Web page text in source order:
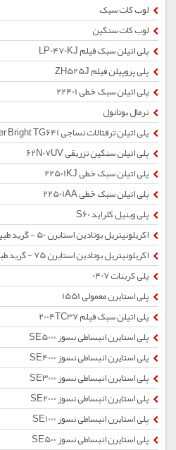
لوب کات سبک
لوب کات سنگین
پلی اتیلن سبک فیلم LP0470KJ
پلی پروپیلن فیلم ZH525J
پلی اتیلن سبک خطی 22401
نرمال بوتانول
پلی اتیلن ترفتالات نساجی Super Bright TG641
پلی اتیلن سنگین تزریقی 62N07UV
پلی اتیلن سبک خطی 22501KJ
پلی اتیلن سبک خطی 22501AA
پلی وینیل کلراید S60
اکریلونیتریل بوتادین استایرن 50 - گرید طبیعی
اکریلونیتریل بوتادین استایرن 75 - گرید طبیعی
پلی کربنات 0407
پلی استایرن معمولی 1551
پلی اتیلن سبک فیلم 2004TC37
پلی استایرن انبساطی نسوز SE5000
پلی استایرن انبساطی نسوز SE4000
پلی استایرن انبساطی نسوز SE3000
پلی استایرن انبساطی نسوز SE2000
پلی استایرن انبساطی نسوز SE1000
پلی استایرن انبساطی نسوز SE500